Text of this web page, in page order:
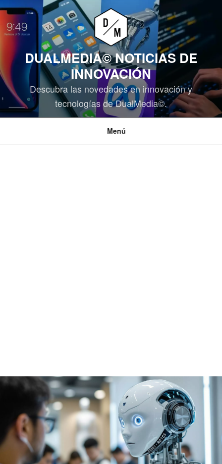
Saltar
contenido
DUALMEDIA© NOTICIAS DE
INNOVACIÓN
Descubra las novedades en innovación y
tecnologías de DualMedia©.
Menú